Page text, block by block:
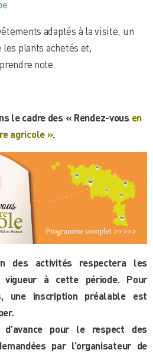
adaptés à la visite, un
plants achetés et,
note.
le cadre des « Rendez-vous en
agricole ».
des activités respectera les
vigueur à cette période. Pour
une inscription préalable est
d’avance pour le respect des
par l’organisateur de